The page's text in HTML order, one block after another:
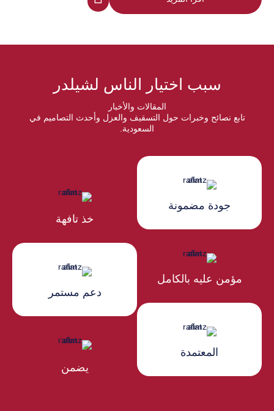
سبب اختيار الناس لشيلدر
المقالات والأخبار
تابع نصائح وخبرات حول التسقيف والعزل وأحدث التصاميم في
السعودية.
جودة مضمونة
مؤمن عليه بالكامل
المعتمدة
خذ تافهة
دعم مستمر
يضمن